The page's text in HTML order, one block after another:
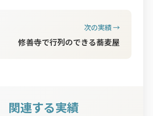
次の実績 →
修善寺で行列のできる蕎麦屋
関連する実績